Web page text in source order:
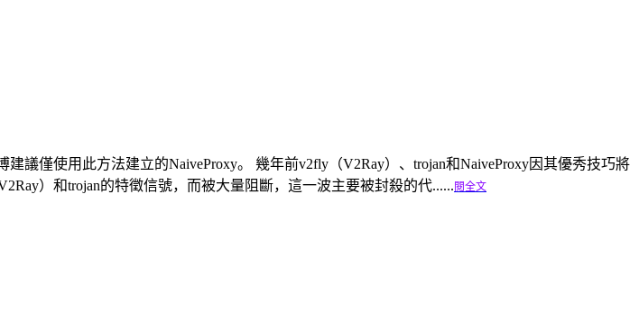
議僅使用此方法建立的NaiveProxy。 幾年前v2fly（V2Ray）、trojan和NaiveProxy因其優秀技巧將
）和trojan的特徵信號，而被大量阻斷，這一波主要被封殺的代...... 閱全文